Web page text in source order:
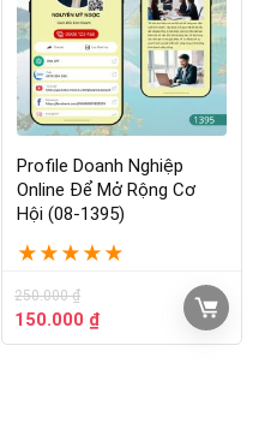
Profile Doanh Nghiệp
Online Để Mở Rộng Cơ
Hội (08-1395)
★ ★ ★ ★ ★
250.000₫
150.000 ₫